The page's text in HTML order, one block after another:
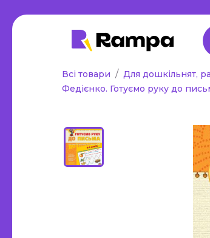
Всі товари Для дошкільнят,
Федієнко. Готуємо руку до
ранній розвиток,
підготовка до
школи
аплікації
Робочі зошити